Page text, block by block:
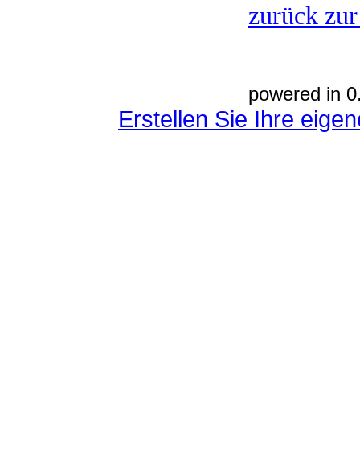
zurück
powered in
Erstellen Sie Ihre